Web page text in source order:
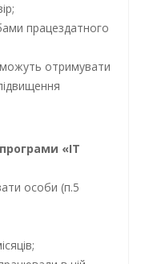
працездатного
можуть отримувати
«IT
особи (п.5